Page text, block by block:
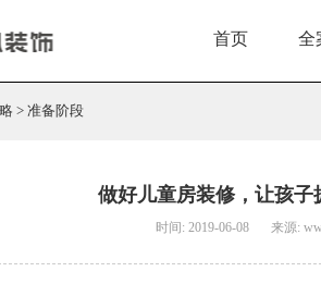
首页 全
> 准备阶段
做好儿童房装修，让孩子
时间: 2019-06-08 来源: